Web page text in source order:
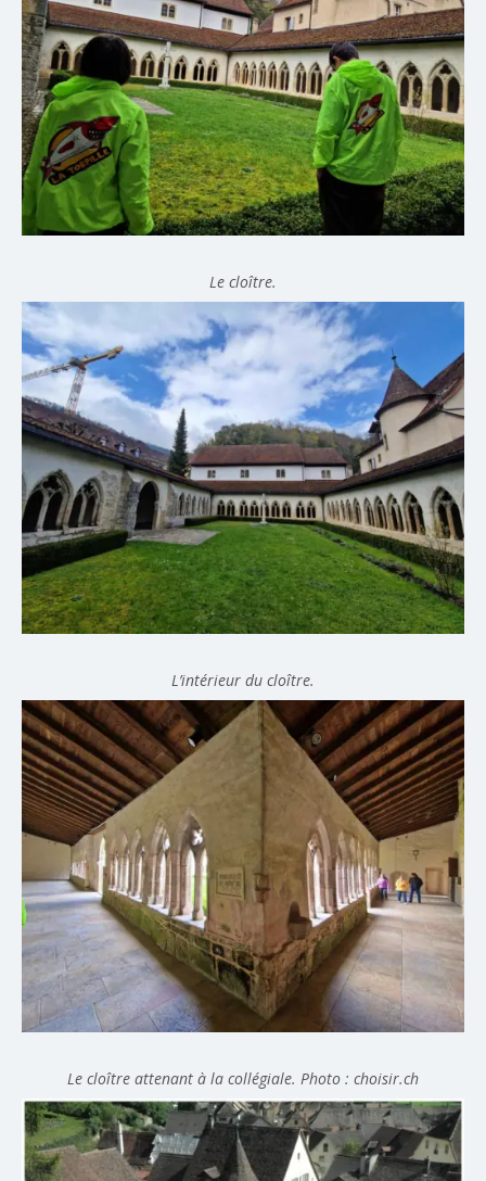
Le cloître.
L’intérieur du cloître.
Le cloître attenant à la collégiale. Photo : choisir.ch